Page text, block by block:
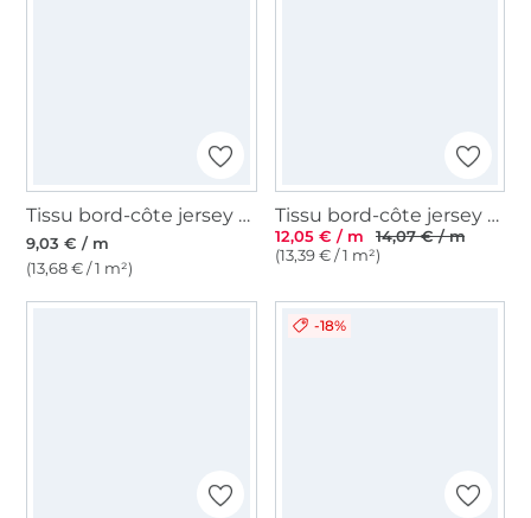
Tissu bord-côte jersey tubulaire lisse, turquoise clair
9,03 € / m
(13,68 € / 1 m²)
Tissu bord-côte jersey tubulaire côtelé milleraies 45cm, menthe pâle
12,05 € / m
14,07 € / m
(13,39 € / 1 m²)
-18%